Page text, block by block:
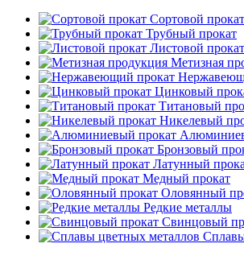
Сортовой прокат
Трубный прокат
Листовой прокат
Метизная
Цинковый
Титановый
Никелевый
Бронзовый
Латунный
Медный прокат
Оловянный
Редкие металлы
Свинцовый